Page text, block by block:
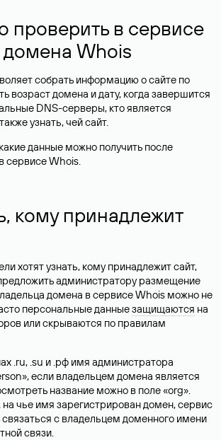
проверить в сервисе
Whois
собрать информацию о сайте по
возраст домена и дату, когда завершится
DNS-серверы, кто является
узнать, чей сайт.
данные можно получить после
сервисе Whois.
кому принадлежит
хотят узнать, кому принадлежит сайт,
администратору размещение
домена в сервисе Whois можно не
персональные данныезащищаются на
или скрываются по правилам
.ru, .su и .рф имя администратора
если владельцем домена является
название можно в поле «org».
на чье имя зарегистрирован домен, сервис
с владельцем доменного имени
связи.